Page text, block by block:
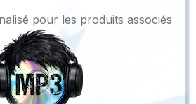
pour les produits associés